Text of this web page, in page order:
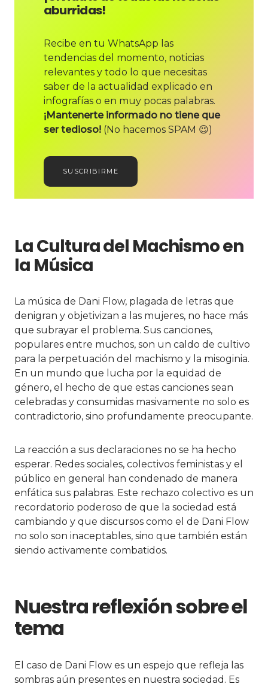
aburridas!
Recibe en tu WhatsApp las
tendencias del momento, noticias
relevantes y todo lo que necesitas
saber de la actualidad explicado en
infografías o en muy pocas palabras.
¡Mantenerte informado no tiene que
ser tedioso!(No hacemos SPAM 😉)
SUSCRIBIRME
La Cultura del Machismo en
la Música
La música de Dani Flow, plagada de letras que
denigran y objetivizan a las mujeres, no hace más
que subrayar el problema. Sus canciones,
populares entre muchos, son un caldo de cultivo
para la perpetuación del machismo y la misoginia.
En un mundo que lucha por la equidad de
género, el hecho de que estas canciones sean
celebradas y consumidas masivamente no solo es
contradictorio, sino profundamente preocupante.
La reacción a sus declaraciones no se ha hecho
esperar. Redes sociales, colectivos feministas y el
público en general han condenado de manera
enfática sus palabras. Este rechazo colectivo es un
recordatorio poderoso de que la sociedad está
cambiando y que discursos como el de Dani Flow
no solo son inaceptables, sino que también están
siendo activamente combatidos.
Nuestra reflexión sobre el
tema
El caso de Dani Flow es un espejo que refleja las
sombras aún presentes en nuestra sociedad. Es